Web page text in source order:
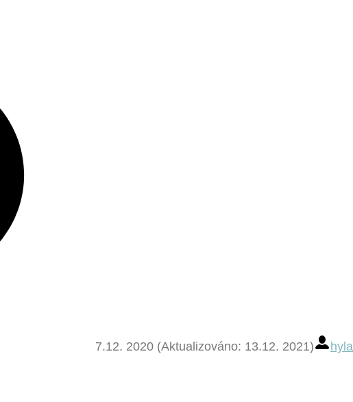
7.12. 2020 (Aktualizováno: 13.12. 2021)